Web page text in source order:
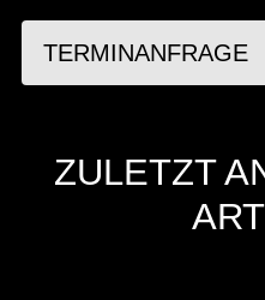
TERMINANFRAGE
ZULETZT